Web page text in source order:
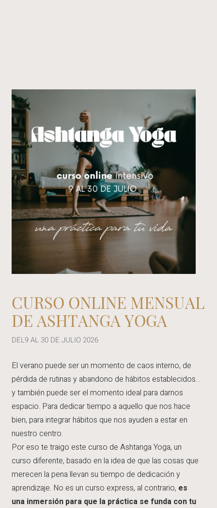
CURSO ONLINE MENSUAL
DE ASHTANGA YOGA
DEL9 AL 30 DE JULIO 2026
El verano puede ser un momento de caos interno, de
pérdida de rutinas y abandono de hábitos establecidos…
y también puede ser el momento ideal para darnos
espacio. Para dedicar tiempo a aquello que nos hace
bien, para integrar hábitos que nos ayuden a estar en
nuestro centro.
Por eso te traigo este curso de Ashtanga Yoga, un
curso diferente, basado en la idea de que las cosas que
merecen la pena llevan su tiempo de dedicación y
aprendizaje. No es un curso express, al contrario, es
una inmersión para que la práctica se funda con tu